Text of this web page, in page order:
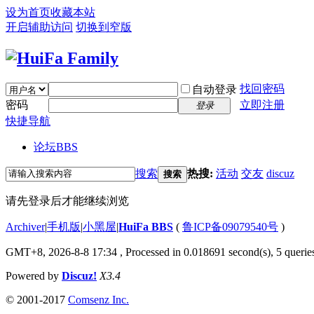
设为首页收藏本站
开启辅助访问 切换到窄版
自动登录 找回密码
密码
登录
立即注册
快捷导航
论坛BBS
搜索 搜索 热搜: 活动 交友 discuz
请先登录后才能继续浏览
Archiver|手机版|小黑屋|HuiFa BBS ( 鲁ICP备09079540号 )
GMT+8, 2026-8-8 17:34 , Processed in 0.018691 second(s), 5
Powered by Discuz! X3.4
© 2001-2017 Comsenz Inc.